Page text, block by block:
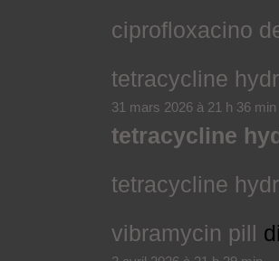
ciprofloxacino
tetracycline
31 mars 2026 à 21 h 36 min
tetracycline
tetracycline
vibramycin pill